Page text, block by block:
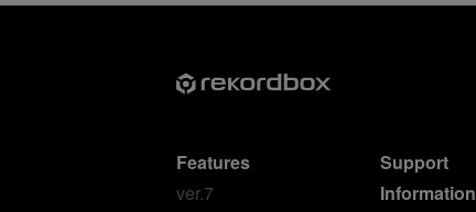
Features
ver.7
Support
Information